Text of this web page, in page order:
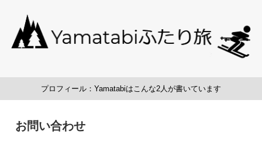
プロフィール：Yamatabiはこんな2人が書いています
お問い合わせ